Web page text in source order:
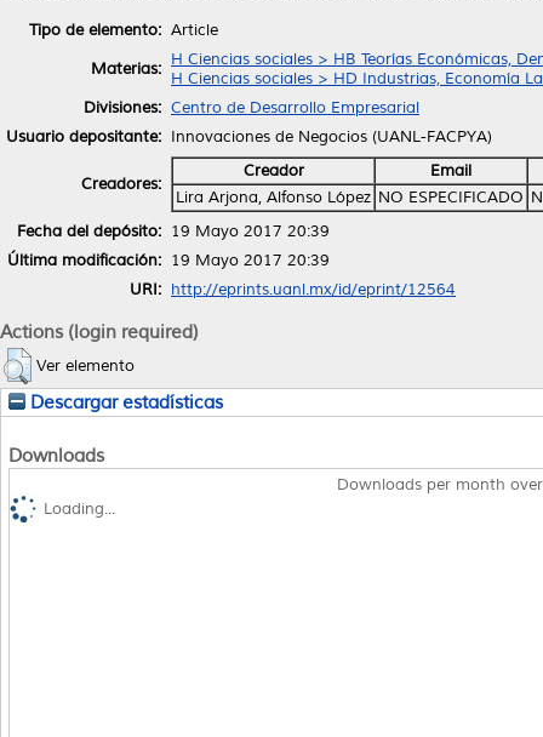
Tipo de elemento: Article
Materias: H Ciencias sociales > HB Teorías Económicas,
H Ciencias sociales > HD Industrias, Economía
Divisiones: Centro de Desarrollo Empresarial
Usuario depositante: Innovaciones de Negocios (UANL-FACPYA)
Creadores:
Creador
Email
Lira Arjona, Alfonso López NO ESPECIFICADO
Fecha del depósito: 19 Mayo 2017 20:39
Última modificación: 19 Mayo 2017 20:39
URI: http://eprints.uanl.mx/id/eprint/12564
Actions (login required)
Ver elemento
Descargar estadísticas
Downloads
Downloads per month
Loading...